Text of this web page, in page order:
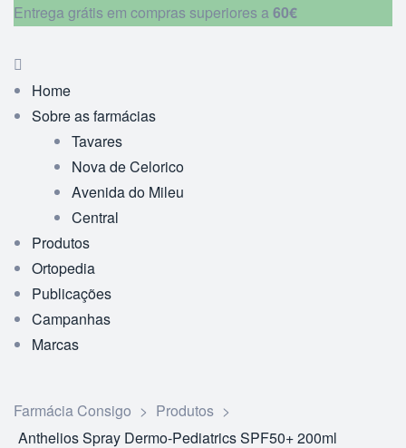
Entrega grátis em compras superiores a60€
Home
Sobre as farmácias
Tavares
Nova de Celorico
Avenida do Mileu
Central
Produtos
Ortopedia
Publicações
Campanhas
Marcas
Farmácia Consigo > Produtos >
Anthelios Spray Dermo-Pediatrics SPF50+ 200ml